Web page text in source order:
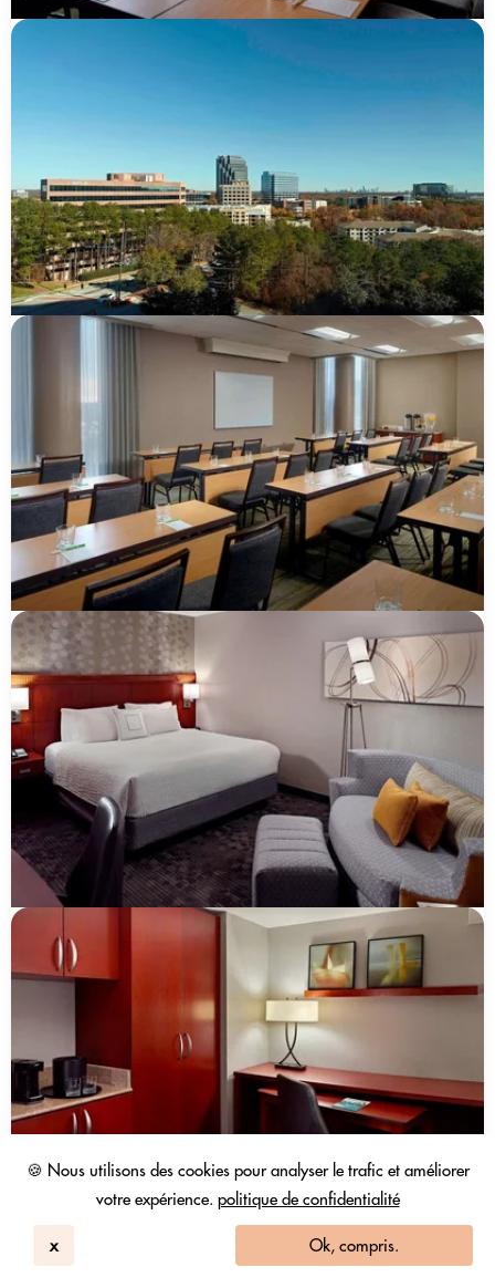
🍪 Nous utilisons des cookies pour analyser le trafic et améliorer
votre expérience. politique de confidentialité
x Ok, compris.